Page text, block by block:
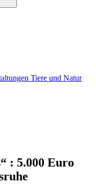
Tiere und Natur
: 5.000 Euro